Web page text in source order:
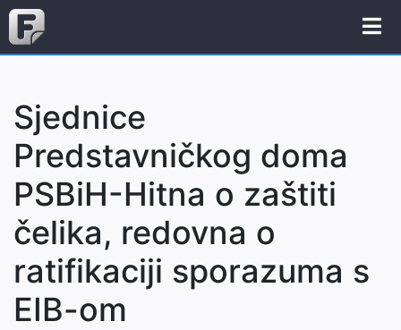
Sjednice
Predstavničkog doma
PSBiH-Hitna o zaštiti
čelika, redovna o
ratifikaciji sporazuma s
EIB-om